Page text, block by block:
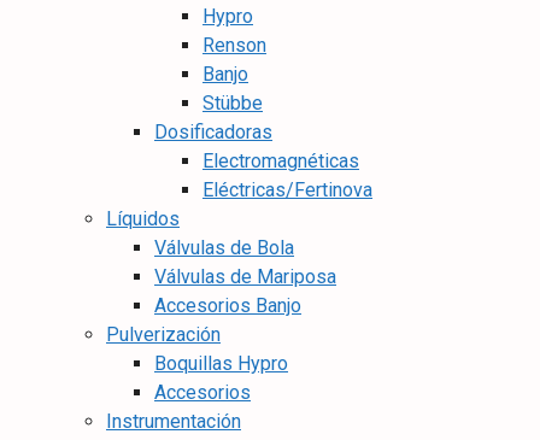
Hypro
Renson
Banjo
Stübbe
Dosificadoras
Electromagnéticas
Eléctricas/Fertinova
Líquidos
Válvulas de Bola
Válvulas de Mariposa
Accesorios Banjo
Pulverización
Boquillas Hypro
Accesorios
Instrumentación